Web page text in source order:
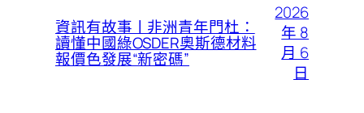
資訊有故事丨非洲青年門杜：
讀懂中國綠OSDER奧斯德材料
報價色發展“新密碼”
2026
年 8
月 6
日